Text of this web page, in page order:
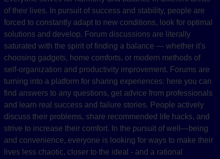
of their lives. In pursuit of success and stability, people are
forced to constantly adapt to new conditions, look for optimal
solutions and develop. Forum discussions are literally
saturated with the spirit of finding a balance — whether it's
choosing gadgets, home comforts, or modern methods of
self-organization and productivity improvement. Forums are
turning into a platform for sharing experiences: here you can
find answers to any questions, get advice from professionals
and learn real success and failure stories. People actively
discuss their problems, share recommended life hacks, and
strive to increase their comfort. In the pursuit of well—being
and convenience, everyone is looking for ways to make their
lives less chaotic, closer to the ideal - and a rational